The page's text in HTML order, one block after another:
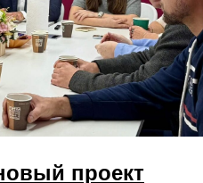
проект